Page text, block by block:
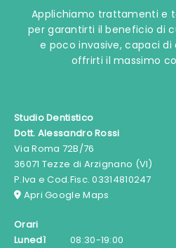
Applichiamo trattamenti e
per garantirti il beneficio di
e poco invasive, capaci
offrirti il massimo
Studio Dentistico
Dott. Alessandro Rossi
Via Roma 72B/76
36071 Tezze di Arzignano (VI)
P.Iva e Cod.Fisc. 03314810247
Apri Google Maps
Orari
Lunedì
08:30-19:00